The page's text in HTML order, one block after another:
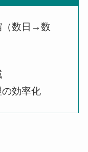
（数日→数
効率化